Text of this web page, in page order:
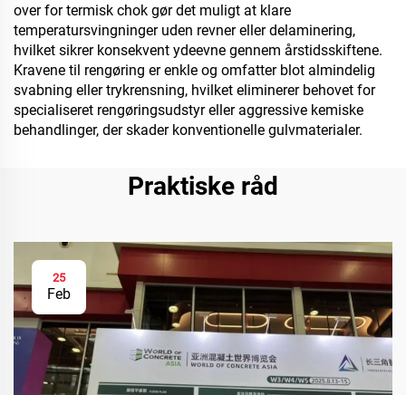
over for termisk chok gør det muligt at klare
temperatursvingninger uden revner eller delaminering,
hvilket sikrer konsekvent ydeevne gennem årstidsskiftene.
Kravene til rengøring er enkle og omfatter blot almindelig
svabning eller trykrensning, hvilket eliminerer behovet for
specialiseret rengøringsudstyr eller aggressive kemiske
behandlinger, der skader konventionelle gulvmaterialer.
Praktiske råd
25
Feb